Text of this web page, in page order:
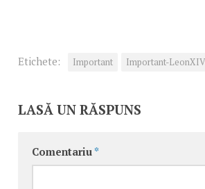
Etichete: Important Important-LeonXIV
LASĂ UN RĂSPUNS
Comentariu *